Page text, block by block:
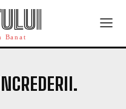
Banat